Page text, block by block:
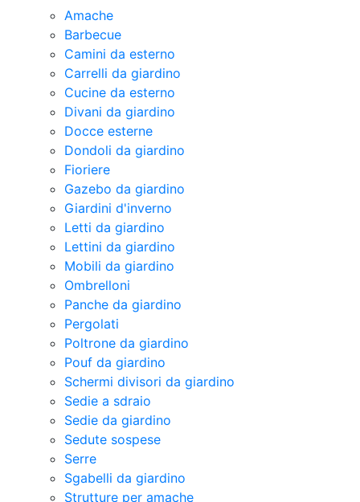
Amache
Barbecue
Camini da esterno
Carrelli da giardino
Cucine da esterno
Divani da giardino
Docce esterne
Dondoli da giardino
Fioriere
Gazebo da giardino
Giardini d'inverno
Letti da giardino
Lettini da giardino
Mobili da giardino
Ombrelloni
Panche da giardino
Pergolati
Poltrone da giardino
Pouf da giardino
Schermi divisori da giardino
Sedie a sdraio
Sedie da giardino
Sedute sospese
Serre
Sgabelli da giardino
Strutture per amache